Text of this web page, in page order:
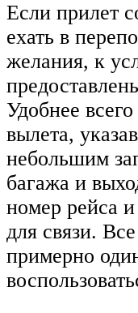
Если прилет
ехать в
желания, к
Удобнее
вылета,
небольшим
багажа и
номер рейса
для связи.
примерно